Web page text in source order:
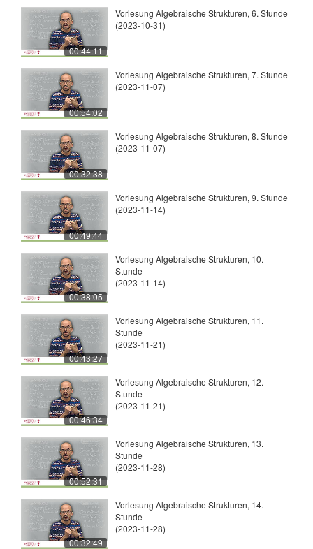
00:44:11
Vorlesung Algebraische Strukturen, 6. Stunde
(2023-10-31)
00:54:02
Vorlesung Algebraische Strukturen, 7. Stunde
(2023-11-07)
00:32:38
Vorlesung Algebraische Strukturen, 8. Stunde
(2023-11-07)
00:49:44
Vorlesung Algebraische Strukturen, 9. Stunde
(2023-11-14)
00:38:05
Vorlesung Algebraische Strukturen, 10.
Stunde
(2023-11-14)
00:43:27
Vorlesung Algebraische Strukturen, 11.
Stunde
(2023-11-21)
00:46:34
Vorlesung Algebraische Strukturen, 12.
Stunde
(2023-11-21)
00:52:31
Vorlesung Algebraische Strukturen, 13.
Stunde
(2023-11-28)
00:32:49
Vorlesung Algebraische Strukturen, 14.
Stunde
(2023-11-28)